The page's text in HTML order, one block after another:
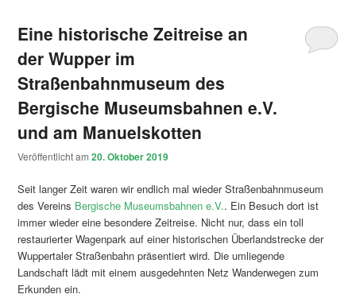
Eine historische Zeitreise an
der Wupper im
Straßenbahnmuseum des
Bergische Museumsbahnen e.V.
und am Manuelskotten
Veröffentlicht am20. Oktober 2019
Seit langer Zeit waren wir endlich mal wieder Straßenbahnmuseum
des Vereins Bergische Museumsbahnen e.V.. Ein Besuch dort ist
immer wieder eine besondere Zeitreise. Nicht nur, dass ein toll
restaurierter Wagenpark auf einer historischen Überlandstrecke der
Wuppertaler Straßenbahn präsentiert wird. Die umliegende
Landschaft lädt mit einem ausgedehnten Netz Wanderwegen zum
Erkunden ein.